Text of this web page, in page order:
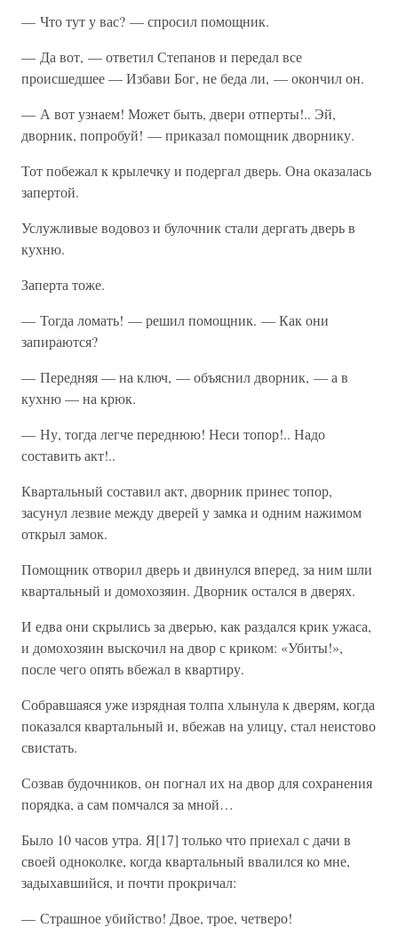
— Что тут у вас? — спросил помощник.
— Да вот, — ответил Степанов и передал все
происшедшее — Избави Бог, не беда ли, — окончил он.
— А вот узнаем! Может быть, двери отперты!.. Эй,
дворник, попробуй! — приказал помощник дворнику.
Тот побежал к крылечку и подергал дверь. Она оказалась
запертой.
Услужливые водовоз и булочник стали дергать дверь в
кухню.
Заперта тоже.
— Тогда ломать! — решил помощник. — Как они
запираются?
— Передняя — на ключ, — объяснил дворник, — а в
кухню — на крюк.
— Ну, тогда легче переднюю! Неси топор!.. Надо
составить акт!..
Квартальный составил акт, дворник принес топор,
засунул лезвие между дверей у замка и одним нажимом
открыл замок.
Помощник отворил дверь и двинулся вперед, за ним шли
квартальный и домохозяин. Дворник остался в дверях.
И едва они скрылись за дверью, как раздался крик ужаса,
и домохозяин выскочил на двор с криком: «Убиты!»,
после чего опять вбежал в квартиру.
Собравшаяся уже изрядная толпа хлынула к дверям, когда
показался квартальный и, вбежав на улицу, стал неистово
свистать.
Созвав будочников, он погнал их на двор для сохранения
порядка, а сам помчался за мной…
Было 10 часов утра. Я[17] только что приехал с дачи в
своей одноколке, когда квартальный ввалился ко мне,
задыхавшийся, и почти прокричал:
— Страшное убийство! Двое, трое, четверо!